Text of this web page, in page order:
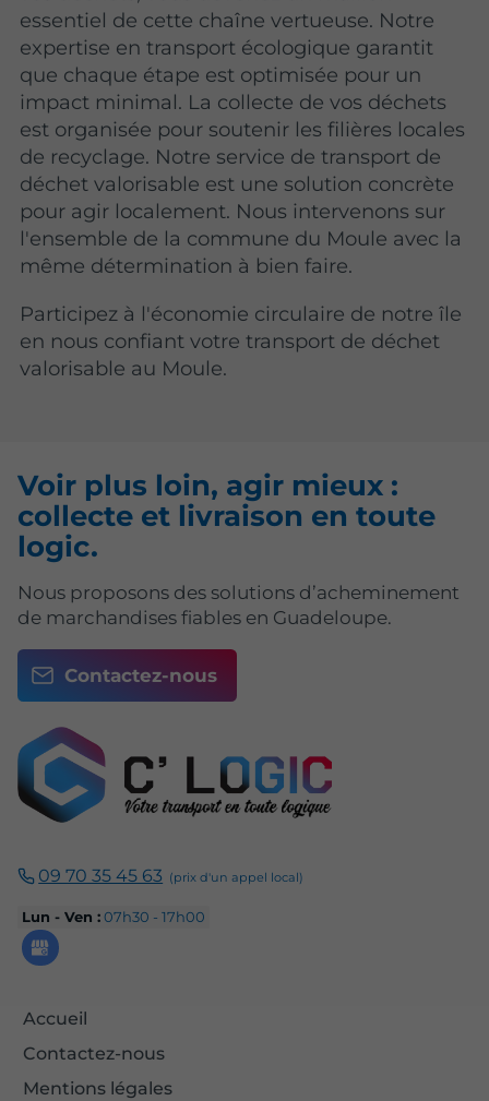
essentiel de cette chaîne vertueuse. Notre
expertise en transport écologique garantit
que chaque étape est optimisée pour un
impact minimal. La collecte de vos déchets
est organisée pour soutenir les filières locales
de recyclage. Notre service de transport de
déchet valorisable est une solution concrète
pour agir localement. Nous intervenons sur
l'ensemble de la commune du Moule avec la
même détermination à bien faire.
Participez à l'économie circulaire de notre île
en nous confiant votre transport de déchet
valorisable au Moule.
09 70 35 45 63
Lun - Ven :07h30 - 17h00
Accueil
Contactez-nous
Mentions légales
Voir plus loin, agir mieux :
collecte et livraison en toute
logic.
Nous proposons des solutions d’acheminement
de marchandises fiables en Guadeloupe.
Contactez-nous